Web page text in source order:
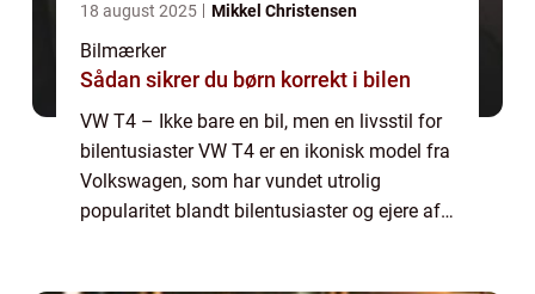
18 august 2025 Mikkel Christensen
Bilmærker
Sådan sikrer du børn korrekt i bilen
VW T4 – Ikke bare en bil, men en livsstil for
bilentusiaster VW T4 er en ikonisk model fra
Volkswagen, som har vundet utrolig
popularitet blandt bilentusiaster og ejere af